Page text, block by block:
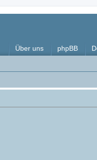
Über uns phpBB